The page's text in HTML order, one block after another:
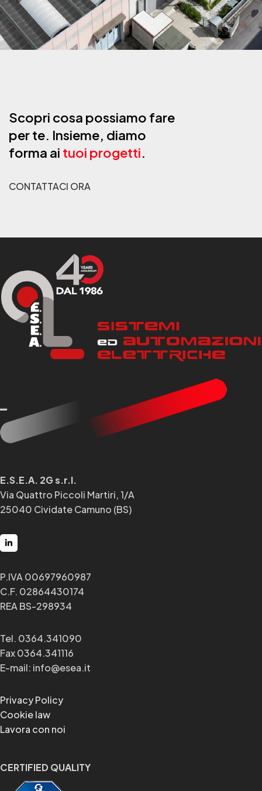
Scopri cosa possiamo fare
per te. Insieme, diamo
forma ai tuoi progetti.
CONTATTACI ORA
E.S.E.A. 2G s.r.l.
Via Quattro Piccoli Martiri, 1/A
25040 Cividate Camuno (BS)
P.IVA 00697960987
C.F. 02864430174
REA BS-298934
Tel. 0364.341090
Fax 0364.341116
E-mail: info@esea.it
Privacy Policy
Cookie law
Lavora con noi
CERTIFIED QUALITY